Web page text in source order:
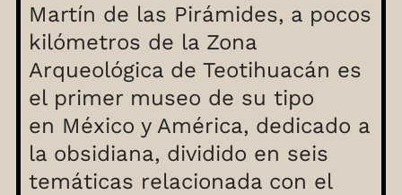
Martín de las Pirámides, a pocos
kilómetros de la Zona
Arqueológica de Teotihuacán es
el primer museo de su tipo
en México y América, dedicado a
la obsidiana, dividido en seis
temáticas relacionada con el